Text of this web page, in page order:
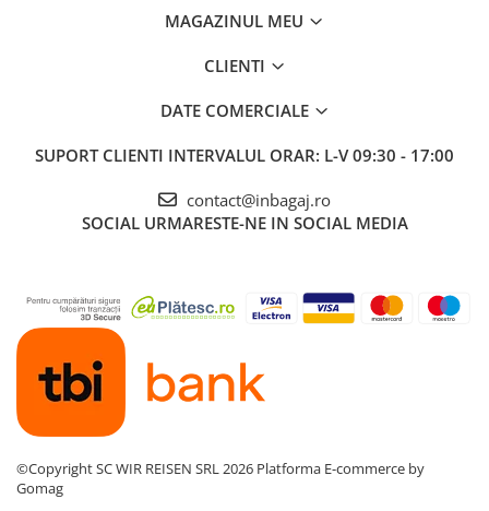
MAGAZINUL MEU
CLIENTI
DATE COMERCIALE
SUPORT CLIENTI INTERVALUL ORAR: L-V 09:30 - 17:00
contact@inbagaj.ro
SOCIAL URMARESTE-NE IN SOCIAL MEDIA
©Copyright SC WIR REISEN SRL 2026 Platforma E-commerce by
Gomag